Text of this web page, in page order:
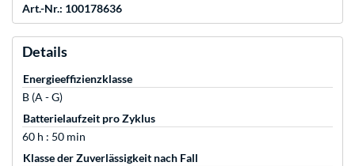
Art.-Nr.: 100178636
Details
Energieeffizienzklasse
B (A - G)
Batterielaufzeit pro Zyklus
60 h : 50 min
Klasse der Zuverlässigkeit nach Fall